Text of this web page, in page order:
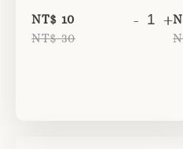
NT$ 10
NT$ 30
- +